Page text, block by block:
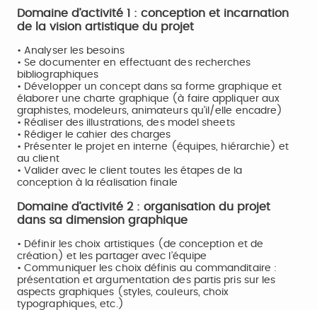
Domaine d’activité 1 : conception et incarnation
de la vision artistique du projet
• Analyser les besoins
• Se documenter en effectuant des recherches
bibliographiques
• Développer un concept dans sa forme graphique et
élaborer une charte graphique (à faire appliquer aux
graphistes, modeleurs, animateurs qu’il/elle encadre)
• Réaliser des illustrations, des model sheets
• Rédiger le cahier des charges
• Présenter le projet en interne (équipes, hiérarchie) et
au client
• Valider avec le client toutes les étapes de la
conception à la réalisation finale
Domaine d’activité 2 : organisation du projet
dans sa dimension graphique
• Définir les choix artistiques (de conception et de
création) et les partager avec l’équipe
• Communiquer les choix définis au commanditaire :
présentation et argumentation des partis pris sur les
aspects graphiques (styles, couleurs, choix
typographiques, etc.)